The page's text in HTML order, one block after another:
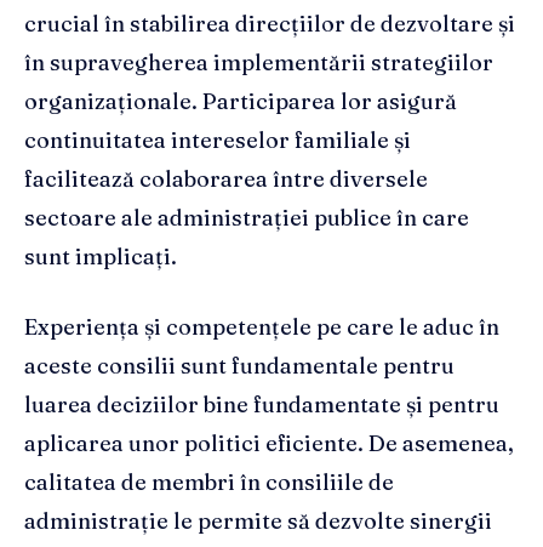
crucial în stabilirea direcțiilor de dezvoltare și
în supravegherea implementării strategiilor
organizaționale. Participarea lor asigură
continuitatea intereselor familiale și
facilitează colaborarea între diversele
sectoare ale administrației publice în care
sunt implicați.
Experiența și competențele pe care le aduc în
aceste consilii sunt fundamentale pentru
luarea deciziilor bine fundamentate și pentru
aplicarea unor politici eficiente. De asemenea,
calitatea de membri în consiliile de
administrație le permite să dezvolte sinergii